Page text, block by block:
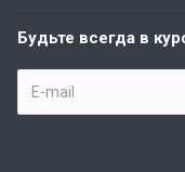
Будьте всегда в